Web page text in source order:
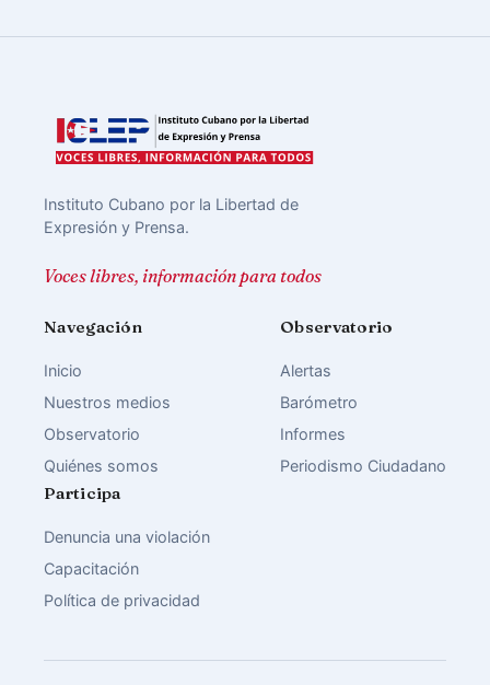
Instituto Cubano por la Libertad de
Expresión y Prensa.
Voces libres, información para todos
Navegación
Inicio
Nuestros medios
Observatorio
Quiénes somos
Observatorio
Alertas
Barómetro
Informes
Periodismo Ciudadano
Participa
Denuncia una violación
Capacitación
Política de privacidad